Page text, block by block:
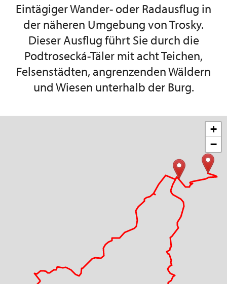
Eintägiger Wander- oder Radausflug in
der näheren Umgebung von Trosky.
Dieser Ausflug führt Sie durch die
Podtrosecká-Täler mit acht Teichen,
Felsenstädten, angrenzenden Wäldern
und Wiesen unterhalb der Burg.
+
−